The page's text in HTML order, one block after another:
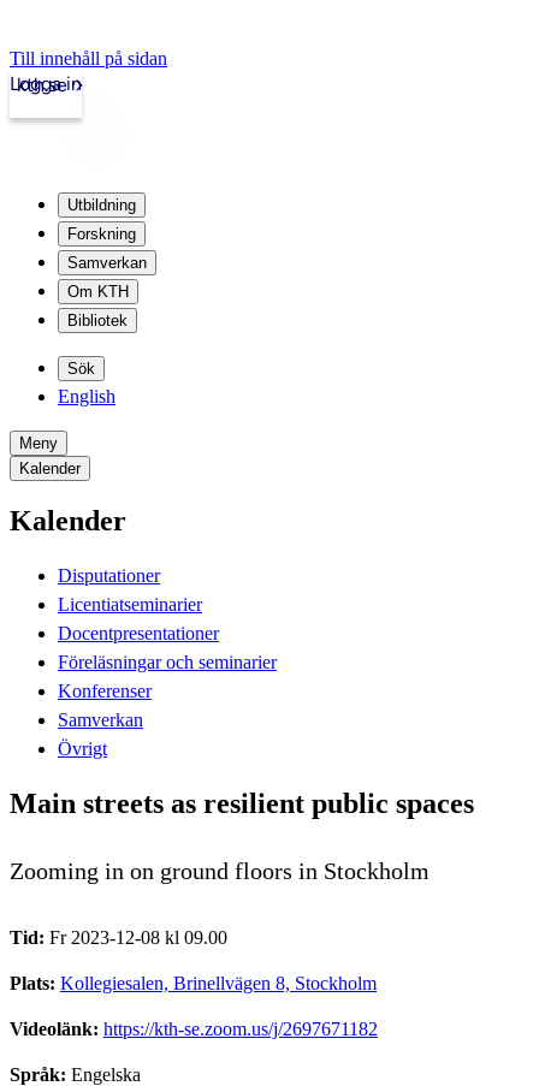
Till innehåll på sidan
kth.se
Logga in
Utbildning
Forskning
Samverkan
Om KTH
Bibliotek
Sök
English
Meny
Kalender
Kalender
Disputationer
Licentiatseminarier
Docentpresentationer
Föreläsningar och seminarier
Konferenser
Samverkan
Övrigt
Main streets as resilient public spaces
Zooming in on ground floors in Stockholm
Tid: Fr 2023-12-08 kl 09.00
Plats: Kollegiesalen, Brinellvägen 8, Stockholm
Videolänk: https://kth-se.zoom.us/j/2697671182
Språk: Engelska